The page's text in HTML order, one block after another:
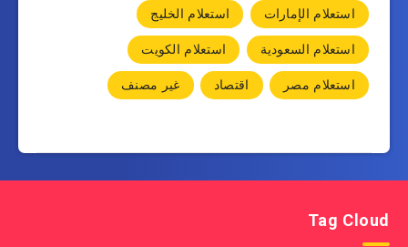
استعلام الإمارات
استعلام الخليج
استعلام السعودية
استعلام الكويت
استعلام مصر
اقتصاد غير مصنف
Tag Cloud